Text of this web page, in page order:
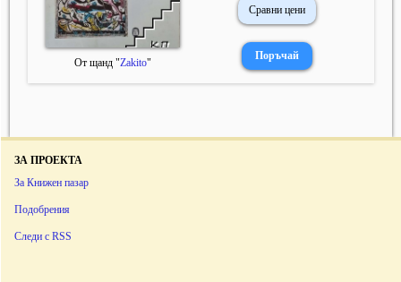
От щанд "Zakito"
Сравни цени
ЗА ПРОЕКТА
За Книжен пазар
Подобрения
Следи с RSS